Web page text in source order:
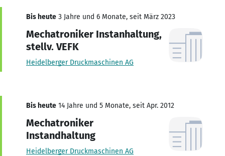
Bis heute 3 Jahre und 6 Monate, seit März 2023
Mechatroniker Instanhaltung,
stellv. VEFK
Heidelberger Druckmaschinen AG
Bis heute 14 Jahre und 5 Monate, seit Apr. 2012
Mechatroniker
Instandhaltung
Heidelberger Druckmaschinen AG